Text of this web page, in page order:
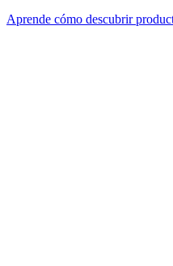
Aprende cómo descubrir